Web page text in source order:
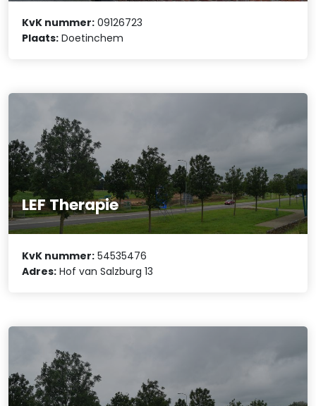
KvK nummer: 09126723
Plaats: Doetinchem
LEF Therapie
KvK nummer: 54535476
Adres: Hof van Salzburg 13